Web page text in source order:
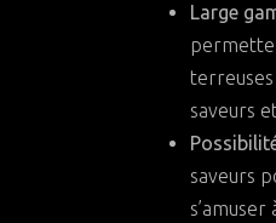
Large
terreuses
saveurs
saveurs